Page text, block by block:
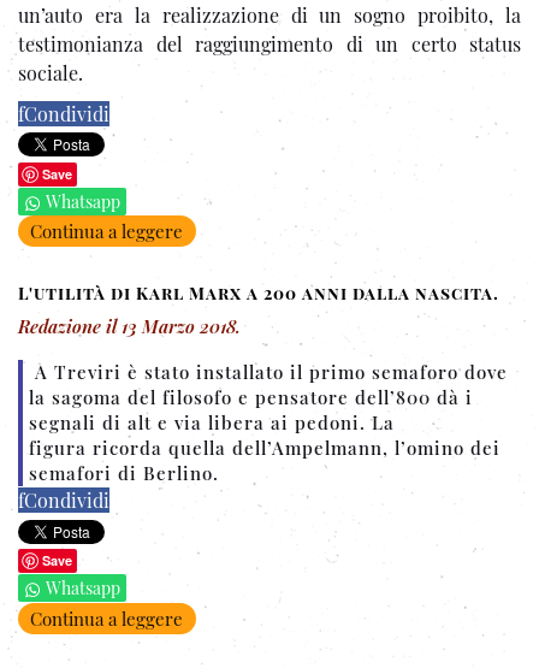
un’auto era la realizzazione di un sogno proibito, la
testimonianza del raggiungimento di un certo status
sociale.
fCondividi
Save
Whatsapp
Continua a leggere
L'utilità di Karl Marx a 200 anni dalla nascita.
Redazione il 13 Marzo 2018.
A Treviri è stato installato il primo semaforo dove
la sagoma del filosofo e pensatore dell’800 dà i
segnali di alt e via libera ai pedoni. La
figura ricorda quella dell’Ampelmann, l’omino dei
semafori di Berlino.
fCondividi
Save
Whatsapp
Continua a leggere